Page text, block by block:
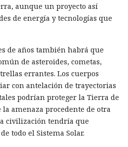
aunque un proyecto así
de energía y tecnologías que
de años también habrá que
de asteroides, cometas,
errantes. Los cuerpos
con antelación de trayectorias
podrían proteger la Tierra de
amenaza procedente de otra
civilización tendría que
todo el Sistema Solar.
una película, tu
pudo haber
durante
ajeno por tu red